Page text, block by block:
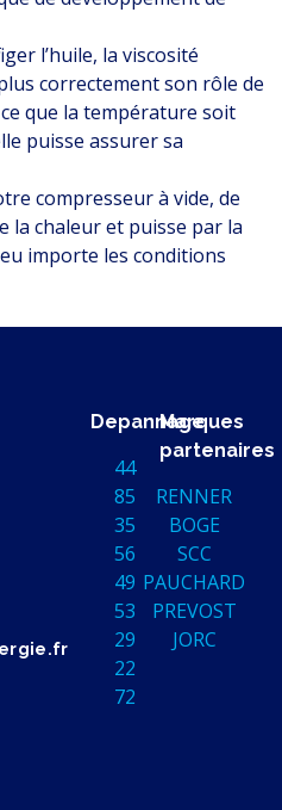
l’huile, la viscosité
correctement son rôle de
que la température soit
puisse assurer sa
compresseur à vide, de
la chaleur et puisse par la
importe les conditions
Depannage
44
85
35
56
49
53
29
22
72
Marques
partenaires
RENNER
BOGE
SCC
PAUCHARD
PREVOST
JORC